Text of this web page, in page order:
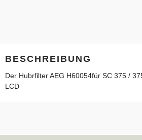
BESCHREIBUNG
Der Hubrfilter AEG H60054für SC 375 /
LCD